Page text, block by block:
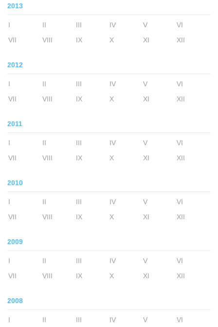
2013
I II III IV V
VI
VII
VIII IX X XI XII
2012
I II III IV V
VI
VII
VIII IX X XI XII
2011
I II III IV V
VI
VII
VIII IX X XI XII
2010
I II III IV V
VI
VII
VIII IX X XI XII
2009
I II III IV V
VI
VII
VIII IX X XI XII
2008
I II III IV V
VI